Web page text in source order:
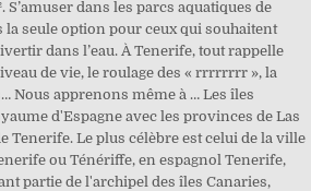
S’amuser dans les parcs aquatiques de
la seule option pour ceux qui souhaitent
dans l’eau. À Tenerife, tout rappelle
de vie, le roulage des « rrrrrrrr », la
Nous apprenons même à … Les îles
d'Espagne avec les provinces de Las
Tenerife. Le plus célèbre est celui de la ville
ou Ténériffe, en espagnol Tenerife,
partie de l'archipel des îles Canaries,